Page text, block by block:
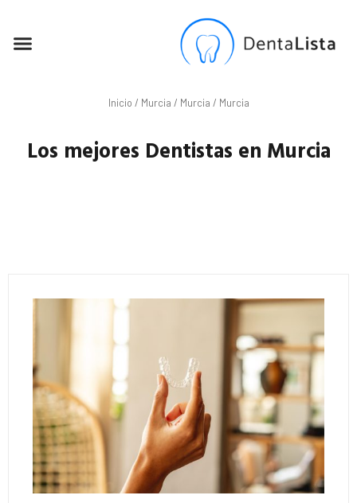
Inicio / Murcia / Murcia / Murcia
Los mejores Dentistas en Murcia